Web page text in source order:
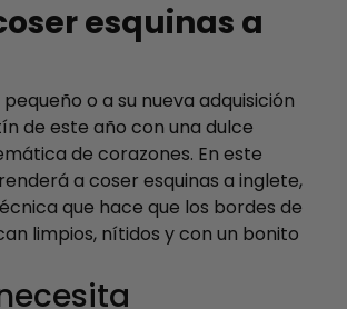
esquinas a
o a su nueva adquisición
de este año con una dulce
de corazones. En este
a coser esquinas a inglete,
que hace que los bordes de
limpios, nítidos y con un bonito